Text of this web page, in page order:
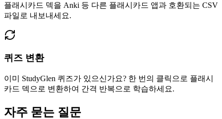
플래시카드 덱을 Anki 등 다른 플래시카드 앱과 호환되는 CSV
파일로 내보내세요.
퀴즈 변환
이미 StudyGlen 퀴즈가 있으신가요? 한 번의 클릭으로 플래시
카드 덱으로 변환하여 간격 반복으로 학습하세요.
자주 묻는 질문